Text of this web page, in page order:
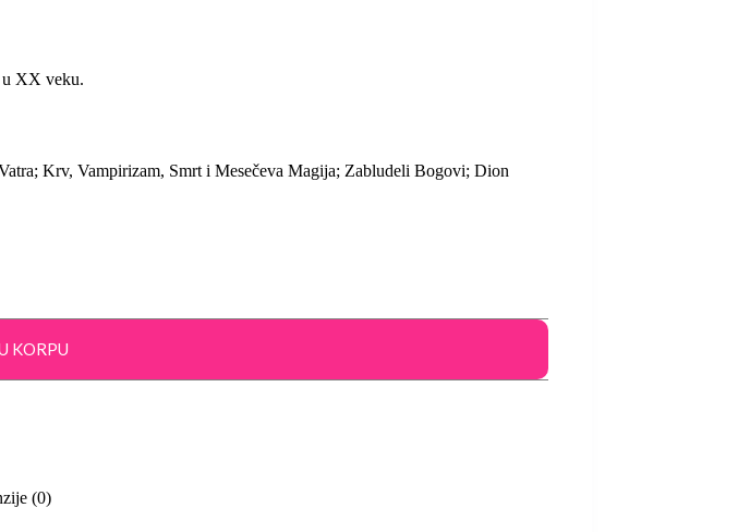
u XX veku.
Krv, Vampirizam, Smrt i Mesečeva Magija; Zabludeli Bogovi; Dion
KORPU
(0)